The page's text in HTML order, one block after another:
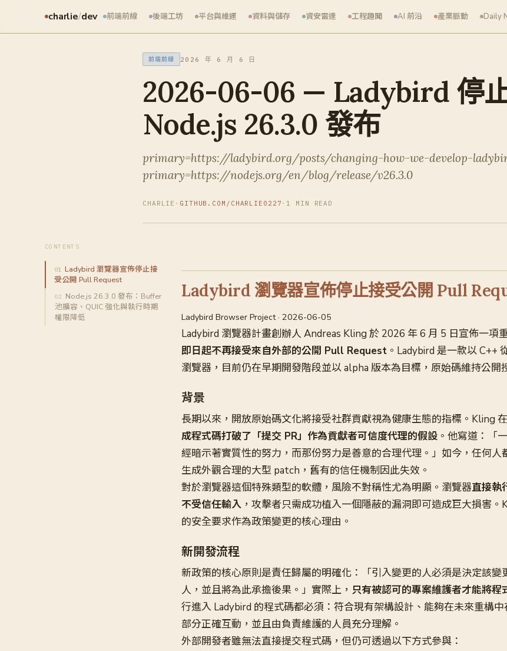
charlie/dev 前端前線 後端工坊 平台與維運 資料與儲存 資安雷達 工程趣聞 AI 前沿 產業脈動 Daily
前端前線 2026 年 6 月 6 日
2026-06-06 — Ladybird 停止
Node.js 26.3.0 發布
primary=https://ladybird.org/posts/changing-how-we-develop-
primary=https://nodejs.org/en/blog/release/v26.3.0
CHARLIE · GITHUB.COM/CHARLIE0227 · 1 MIN READ
CONTENTS
Ladybird 瀏覽器宣佈停止接
受公開 Pull Request
Node.js 26.3.0 發布：Buffer
池擴容、QUIC 強化與執行時期
權限降低
Ladybird 瀏覽器宣佈停止接受公開 Pull
Ladybird Browser Project · 2026-06-05
Ladybird 瀏覽器計畫創辦人 Andreas Kling 於 2026 年 6 月 5 日宣佈一項
即日起不再接受來自外部的公開 Pull Request 。Ladybird 是一款以 C++
瀏覽器，目前仍在早期開發階段並以 alpha 版本為目標，原始碼維持公開
背景
長期以來，開放原始碼文化將接受社群貢獻視為健康生態的指標。Kling
成程式碼打破了「提交 PR」作為貢獻者可信度代理的假設 。他寫道：「
經暗示著實質性的努力，而那份努力是善意的合理代理。」如今，任何人
生成外觀合理的大型 patch，舊有的信任機制因此失效。
對於瀏覽器這個特殊類型的軟體，風險不對稱性尤為明顯。瀏覽器直接執
不受信任輸入 ，攻擊者只需成功植入一個隱蔽的漏洞即可造成巨大損害
的安全要求作為政策變更的核心理由。
新開發流程
新政策的核心原則是責任歸屬的明確化：「引入變更的人必須是決定該變
人，並且將為此承擔後果。」實際上， 只有被認可的專案維護者才能將程
行進入 Ladybird 的程式碼都必須：符合現有架構設計、能夠在未來重構
部分正確互動，並且由負責維護的人員充分理解。
外部開發者雖無法直接提交程式碼，但仍可透過以下方式參與：